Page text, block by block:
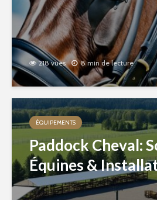
218 vues 8 min de lecture
ÉQUIPEMENTS
Paddock Cheval:
Équines &